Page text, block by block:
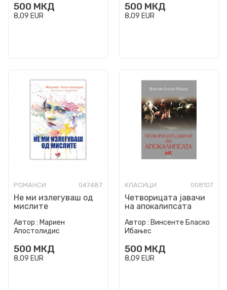
500 МКД
8,09 EUR
500 МКД
8,09 EUR
РОМАНСИ 047487
Не ми излегуваш од
мислите
Автор : Мариен
Апостолидис
500 МКД
8,09 EUR
КЛАСИЦИ 008107
Четворицата јавачи
на апокалипсата
Автор : Винсенте Бласко
Ибањес
500 МКД
8,09 EUR